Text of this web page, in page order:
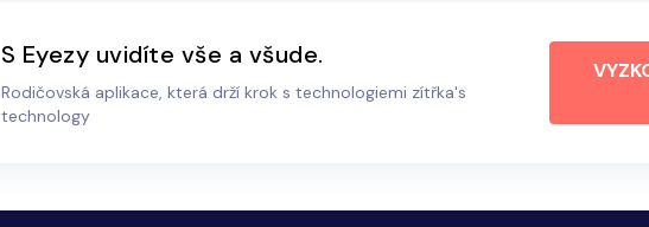
S Eyezy uvidíte vše a všude.
Rodičovská aplikace, která drží krok s technologiemi zítřka's
technology